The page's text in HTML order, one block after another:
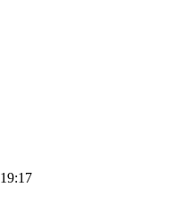
19:17